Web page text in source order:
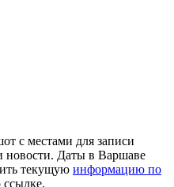
с местами для записи
новости. Даты в Варшаве
текущую информацию по